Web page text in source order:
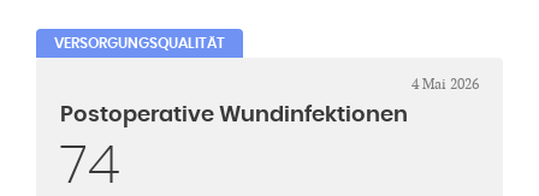
VERSORGUNGSQUALITÄT
4 Mai 2026
Postoperative Wundinfektionen
74